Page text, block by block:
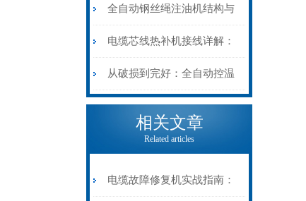
阻”到“波形特征”的精准诊
断逻辑
动电缆修复机的快速换型逻
辑
全自动钢丝绳注油机结构与
工作原理：揭秘高效润滑的
机械密码
电缆芯线热补机接线详解：
从入门到精通
从破损到完好：全自动控温
电缆热补机的核心价值
相关文章
Related articles
电缆故障修复机实战指南：